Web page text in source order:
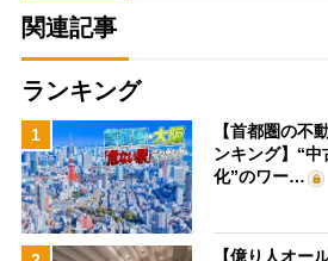
関連記事
ランキング
1
【首都圏の不
ンキング】“
化”のワー…
【億り人オー